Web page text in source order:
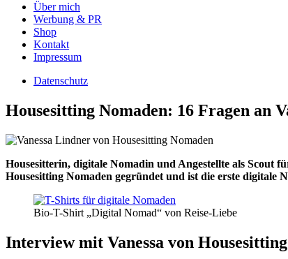
Über mich
Werbung & PR
Shop
Kontakt
Impressum
Datenschutz
Housesitting Nomaden: 16 Fragen an
Housesitterin, digitale Nomadin und Angestellte als Scout
Housesitting Nomaden gegründet und ist die erste digitale
Bio-T-Shirt „Digital Nomad“ von Reise-Liebe
Interview mit Vanessa von